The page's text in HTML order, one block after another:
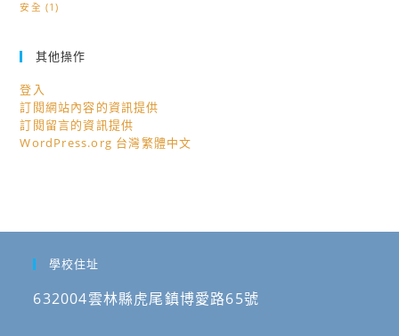
安全 (1)
其他操作
登入
訂閱網站內容的資訊提供
訂閱留言的資訊提供
WordPress.org 台灣繁體中文
學校住址
632004雲林縣虎尾鎮博愛路65號